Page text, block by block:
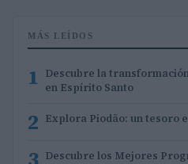
MÁS LEÍDOS
1 Descubre la
en Espírito Santo
2 Explora Piodão: un tesoro
Descubre los Mejores